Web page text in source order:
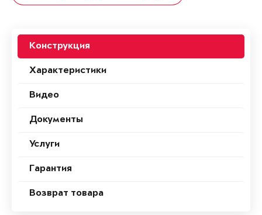
Конструкция
Характеристики
Видео
Документы
Услуги
Гарантия
Возврат товара